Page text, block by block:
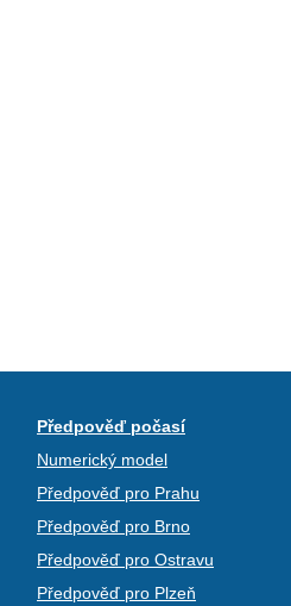
Předpověď počasí
Numerický model
Předpověď pro Prahu
Předpověď pro Brno
Předpověď pro Ostravu
Předpověď pro Plzeň